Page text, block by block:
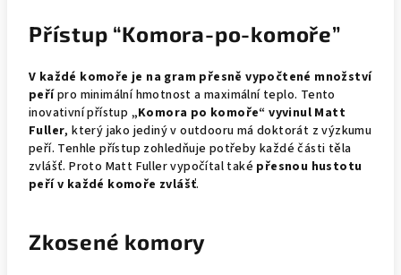
Přístup “Komora-po-komoře”
V každé komoře je na gram přesně vypočtené množství
peřípro minimální hmotnost a maximální teplo. Tento
inovativní přístup „Komora po komoře“ vyvinul Matt
Fuller, který jako jediný v outdooru má doktorát z výzkumu
peří. Tenhle přístup zohledňuje potřeby každé části těla
zvlášť. Proto Matt Fuller vypočítal také přesnou hustotu
peří v každé komoře zvlášť.
Zkosené komory